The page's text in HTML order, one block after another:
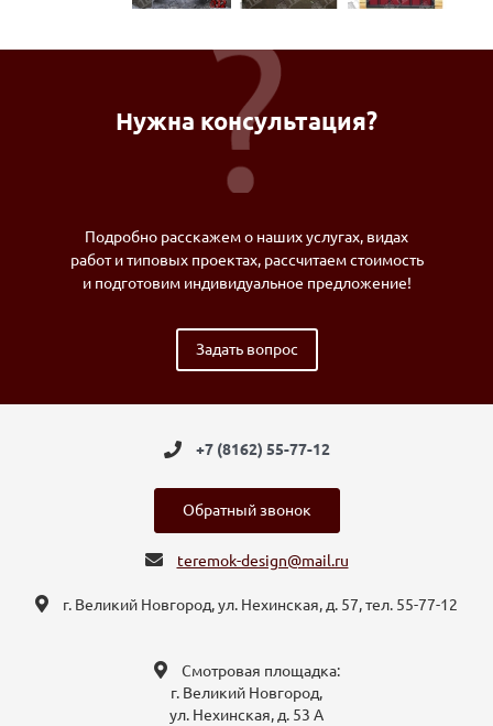
Нужна консультация?
Подробно расскажем о наших услугах, видах
работ и типовых проектах, рассчитаем стоимость
и подготовим индивидуальное предложение!
Задать вопрос
+7 (8162) 55-77-12
Обратный звонок
teremok-design@mail.ru
г. Великий Новгород, ул. Нехинская, д. 57, тел. 55-77-12
Смотровая площадка:
г. Великий Новгород,
ул. Нехинская, д. 53 А